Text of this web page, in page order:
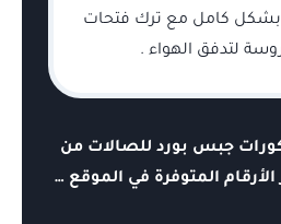
بشكل كامل مع ترك فتحات
لتدفق الهواء .
جبس بورد للصالات من
الأرقام المتوفرة في الموقع …